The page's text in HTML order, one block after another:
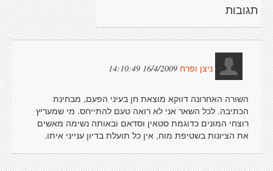
תגובות
ניצן ופרח 16/4/2009 14:10:49
השורה האחרונה דווקא מוצאת חן בעיני הפעם, מבחינת
הכתיבה. לכל השאר אני לא רואה טעם להתייחס. מי שמעריץ
רוצחי המונים כדוגמת סטאין וסדאם ובאותה נשימה מאשים
את הציונות בשטיפת מוח, אין כל תועלת בדיון ענייני איתו.